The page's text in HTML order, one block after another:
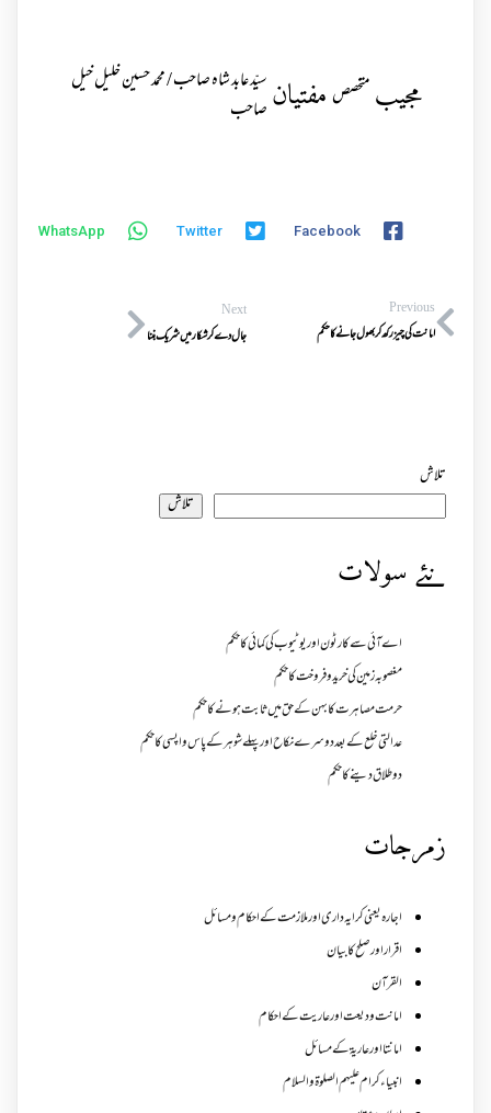
مجیب متخصص مفتیان سیّد عابد شاہ صاحب / محمد حسین خلیل خیل
صاحب
Facebook
Twitter
WhatsApp
Previous
امانت کی چیز رکھ کر بھول جانے کاحکم
Next
جال دے کر شکار میں شریک بننا
تلاش
تلاش
نئے سولات
اے آئی سے کارٹون اور یوٹیوب کی کمائی کا حکم
مغصوبہ زمین کی خرید و فروخت کا حکم
حرمت مصاہرت کا بہن کے حق میں ثابت ہونے کا حکم
عدالتی خلع کے بعد دوسرے نکاح اور پہلے شوہر کے پاس واپسی کا حکم
دو طلاق دینے کا حکم
زمرجات
اجارہ یعنی کرایہ داری اور ملازمت کے احکام و مسائل
اقرار اور صلح کا بیان
القرآن
امانت ودیعت اورعاریت کے احکام
امانتا اور عاریة کے مسائل
انبیاء کرام علیہم الصلوۃ والسلام